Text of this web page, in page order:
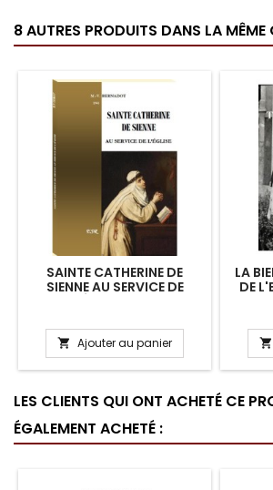
8 AUTRES PRODUITS DANS LA MÊME
SAINTE CATHERINE DE
SIENNE AU SERVICE DE
 Ajouter au panier
LA
DE

LES CLIENTS QUI ONT ACHETÉ CE
ÉGALEMENT ACHETÉ :